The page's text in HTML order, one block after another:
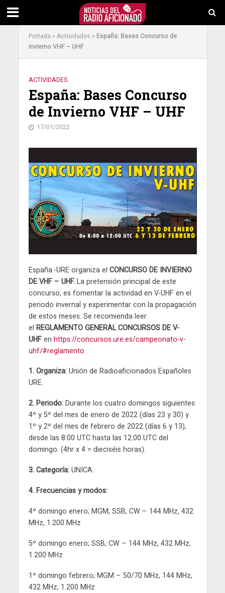
Portada »Actividades » España: Bases Concurso de
Invierno VHF – UHF
ACTIVIDADES
España: Bases Concurso
de Invierno VHF – UHF
17/01/2022
España.-URE organiza el CONCURSO DE INVIERNO
DE VHF – UHF.La pretensión principal de este
concurso, es fomentar la actividad en V-UHF en el
periodo invernal y experimentar con la propagación
de estos meses. Se recomienda leer
el REGLAMENTO GENERAL CONCURSOS DE V-
UHFen https://concursos.ure.es/campeonato-v-
uhf/#reglamento
1. Organiza:Unión de Radioaficionados Españoles
URE.
2. Periodo:Durante los cuatro domingos siguientes:
4º y 5º del mes de enero de 2022 (días 23 y 30) y
1º y 2º del mes de febrero de 2022 (días 6 y 13),
desde las 8:00 UTC hasta las 12:00 UTC del
domingo. (4hr x 4 = dieciséis horas).
3. Categoría:UNICA.
4. Frecuencias y modos:
4º domingo enero; MGM, SSB, CW – 144 MHz, 432
MHz, 1.200 MHz
5º domingo enero; SSB, CW – 144 MHz, 432 MHz,
1.200 MHz
1º domingo febrero; MGM – 50/70 MHz, 144 MHz,
432 MHz, 1.200 MHz